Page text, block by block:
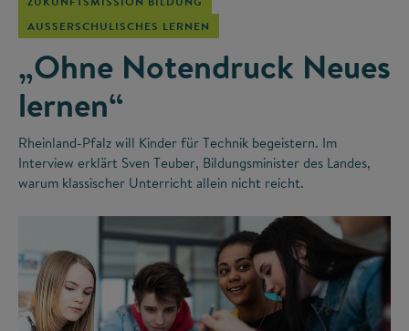
AUSSERSCHULISCHES LERNEN
„Ohne Notendruck Neues
lernen“
Rheinland-Pfalz will Kinder für Technik begeistern. Im
Interview erklärt Sven Teuber, Bildungsminister des Landes,
warum klassischer Unterricht allein nicht reicht.